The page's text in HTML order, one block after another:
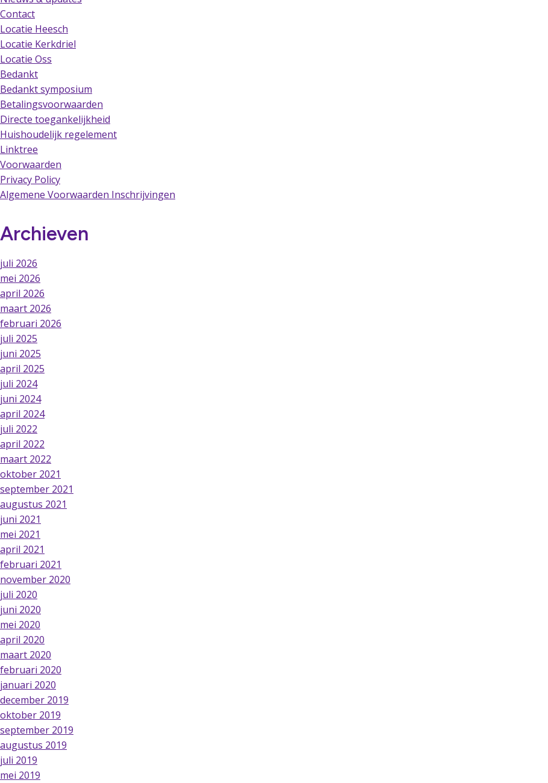
Contact
Locatie Heesch
Locatie Kerkdriel
Locatie Oss
Bedankt
Bedankt symposium
Betalingsvoorwaarden
Directe toegankelijkheid
Huishoudelijk regelement
Linktree
Voorwaarden
Privacy Policy
Algemene Voorwaarden Inschrijvingen
Archieven
juli 2026
mei 2026
april 2026
maart 2026
februari 2026
juli 2025
juni 2025
april 2025
juli 2024
juni 2024
april 2024
juli 2022
april 2022
maart 2022
oktober 2021
september 2021
augustus 2021
juni 2021
mei 2021
april 2021
februari 2021
november 2020
juli 2020
juni 2020
mei 2020
april 2020
maart 2020
februari 2020
januari 2020
december 2019
oktober 2019
september 2019
augustus 2019
juli 2019
mei 2019